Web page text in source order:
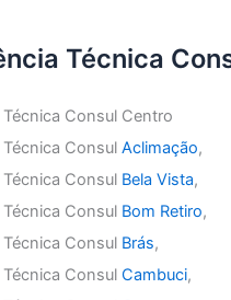
Técnica
Consul Centro
ConsulAclimação,
Consul Bela Vista,
Consul Bom Retiro,
Consul Brás,
ConsulCambuci,